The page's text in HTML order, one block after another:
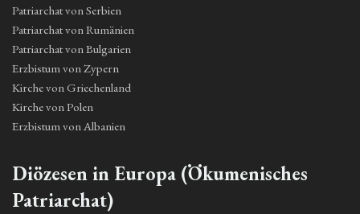
Patriarchat von Serbien
Patriarchat von Rumänien
Patriarchat von Bulgarien
Erzbistum von Zypern
Kirche von Griechenland
Kirche von Polen
Erzbistum von Albanien
Diözesen in Europa (Ökumenisches
Patriarchat)